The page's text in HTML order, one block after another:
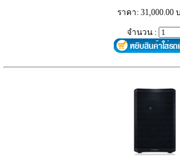
ราคา: 31,000.00
จำนวน :